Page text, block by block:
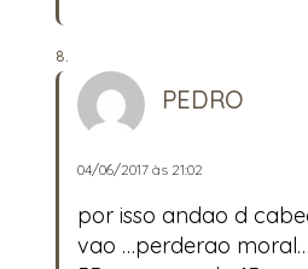
PEDRO
04/06/2017 às 21:02
por isso andao d
vao …perderao